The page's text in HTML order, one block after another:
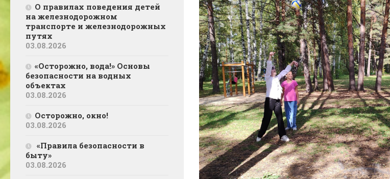
О правилах поведения детей
на железнодорожном
транспорте и железнодорожных
путях
03.08.2026
«Осторожно, вода!» Основы
безопасности на водных
объектах
03.08.2026
Осторожно, окно!
03.08.2026
«Правила безопасности в
быту»
03.08.2026